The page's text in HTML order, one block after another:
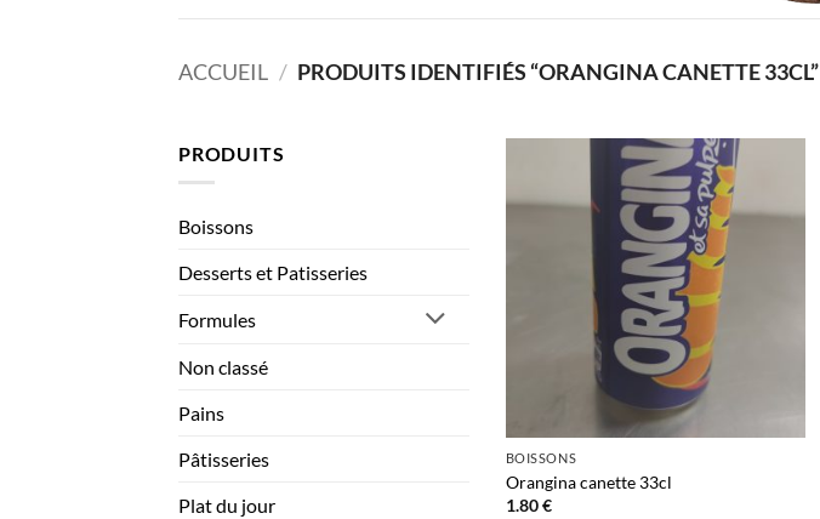
ACCUEIL / PRODUITS IDENTIFIÉS “ORANGINA CANETTE 33CL”
PRODUITS
Boissons
Desserts et Patisseries
Formules
Non classé
Pains
Pâtisseries
Plat du jour
BOISSONS
Orangina canette 33cl
1.80€